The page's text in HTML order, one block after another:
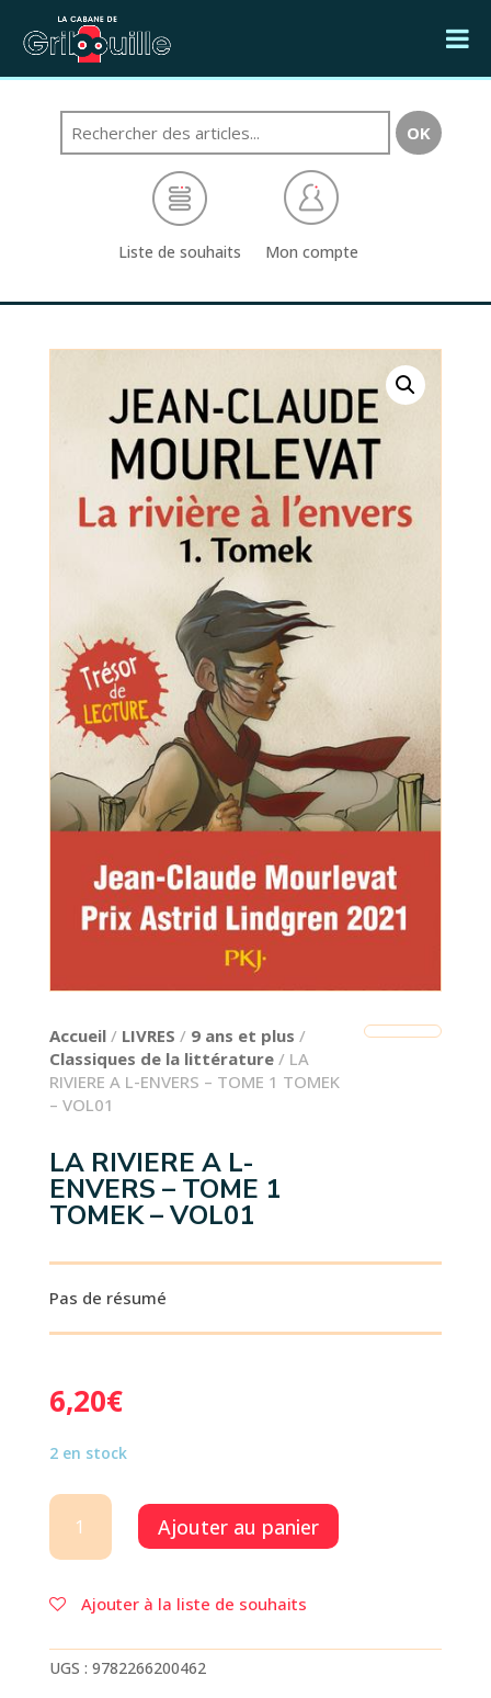
Liste de souhaits Mon compte
Accueil/ LIVRES / 9 ans et plus /
Classiques de la littérature/ LA
RIVIERE A L-ENVERS – TOME 1 TOMEK
– VOL01
LA RIVIERE A L-
ENVERS – TOME 1
TOMEK – VOL01
Pas de résumé
6,20€
2 en stock
quantité
LA
A
L-
-
Ajouter au panier
Ajouter à la liste de souhaits
UGS : 9782266200462